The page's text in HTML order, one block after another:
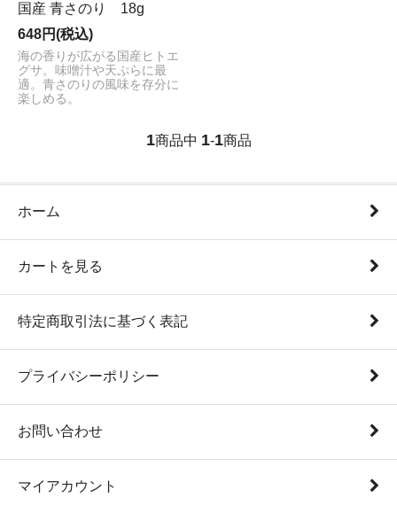
国産 青さのり 18g
648円(税込)
海の香りが広がる国産ヒトエ
グサ。味噌汁や天ぷらに最
適。青さのりの風味を存分に
楽しめる。
1商品中 1-1商品
ホーム
カートを見る
特定商取引法に基づく表記
プライバシーポリシー
お問い合わせ
マイアカウント